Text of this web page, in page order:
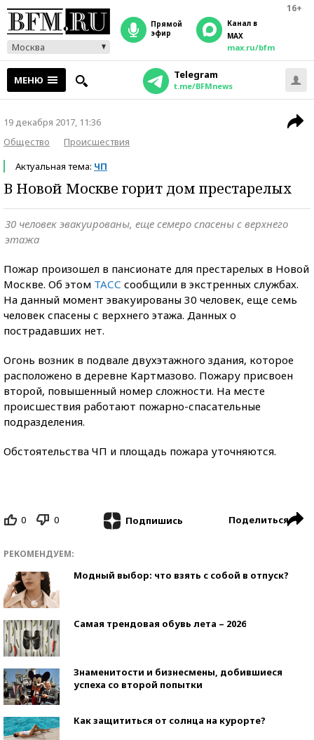
16+
Москва
прямой
эфир
Канал в
MAX
max.ru/bfm
МЕНЮ Telegram
t.me/BFMnews
19 декабря 2017, 11:36
Общество
Происшествия
Актуальная тема: ЧП
В Новой Москве горит дом престарелых
30 человек эвакуированы, еще семеро спасены с верхнего
этажа
Пожар произошел в пансионате для престарелых в Новой
Москве. Об этом ТАСС сообщили в экстренных службах.
На данный момент эвакуированы 30 человек, еще семь
человек спасены с верхнего этажа. Данных о
пострадавших нет.
Огонь возник в подвале двухэтажного здания, которое
расположено в деревне Картмазово. Пожару присвоен
второй, повышенный номер сложности. На месте
происшествия работают пожарно-спасательные
подразделения.
Обстоятельства ЧП и площадь пожара уточняются.
0 0 Подпишись Поделиться
РЕКОМЕНДУЕМ:
Модный выбор: что взять с собой в отпуск?
Самая трендовая обувь лета – 2026
Знаменитости и бизнесмены, добившиеся
успеха со второй попытки
Как защититься от солнца на курорте?